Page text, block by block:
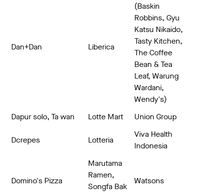
Dan+Dan Liberica
(Baskin
Robbins, Gyu
Katsu Nikaido,
Tasty Kitchen,
The Coffee
Bean & Tea
Leaf, Warung
Wardani,
Wendy's)
Dapur solo, Ta wan
Lotte Mart Union Group
Dcrepes Lotteria
Viva Health
Indonesia
Domino's Pizza
Marutama
Ramen,
Songfa Bak
Watsons